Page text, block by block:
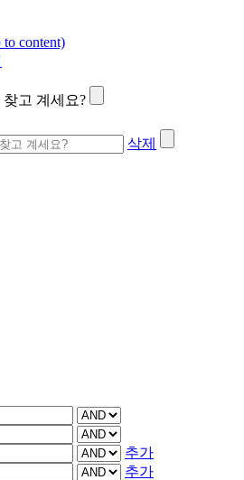
content)
찾고 계세요?
삭제
추가
추가